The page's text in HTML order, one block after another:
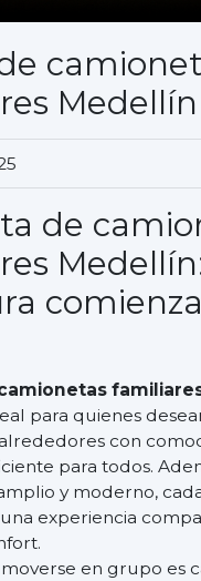
Medellín
de
para quienes
con
para todos.
y moderno,
experiencia
en grupo es